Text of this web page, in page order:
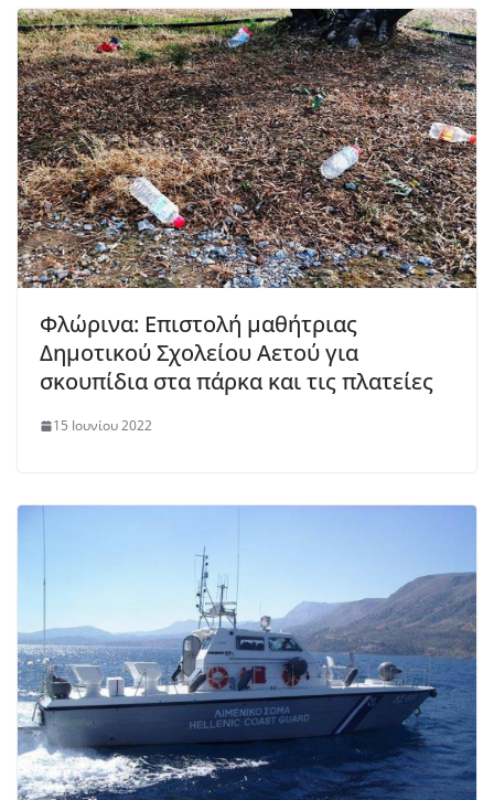
Φλώρινα: Επιστολή μαθήτριας
Δημοτικού Σχολείου Αετού για
σκουπίδια στα πάρκα και τις πλατείες
15 Ιουνίου 2022